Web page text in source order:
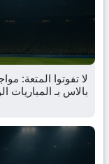
لا تفوتوا المتعة:
بالاس بـ المباريات